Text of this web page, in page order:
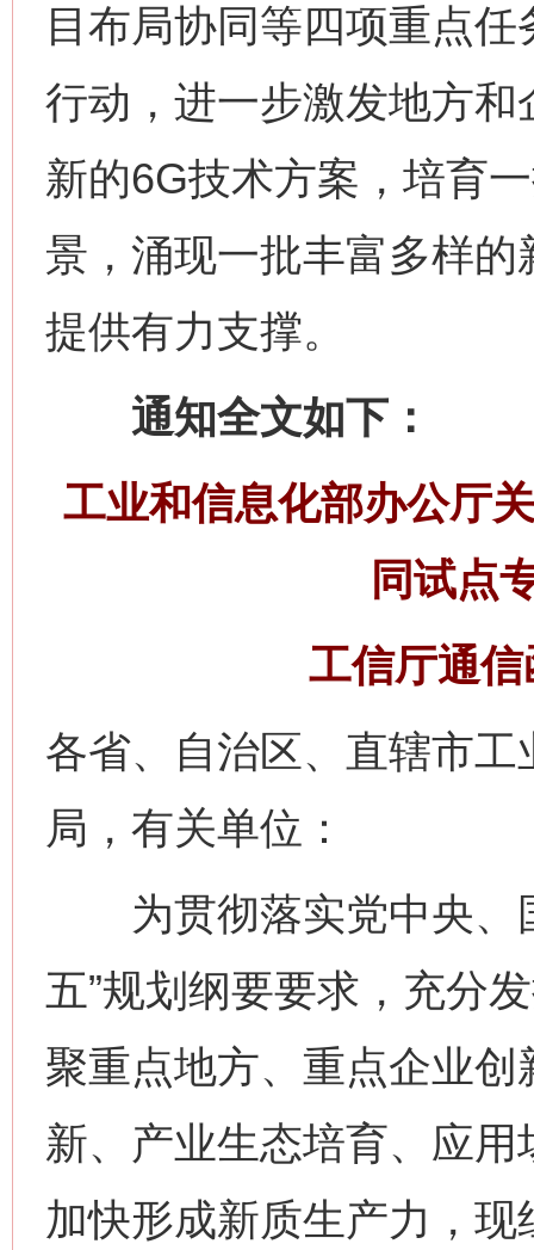
目布局协同等四项重点
行动，进一步激发地方
新的6G技术方案，培育
景，涌现一批丰富多样
提供有力支撑。
通知全文如下：
工业和信息化部办公厅
同试点
工信厅通
各省、自治区、直辖市
局，有关单位：
为贯彻落实党中央、
五”规划纲要要求，充分
聚重点地方、重点企业
新、产业生态培育、应
加快形成新质生产力，